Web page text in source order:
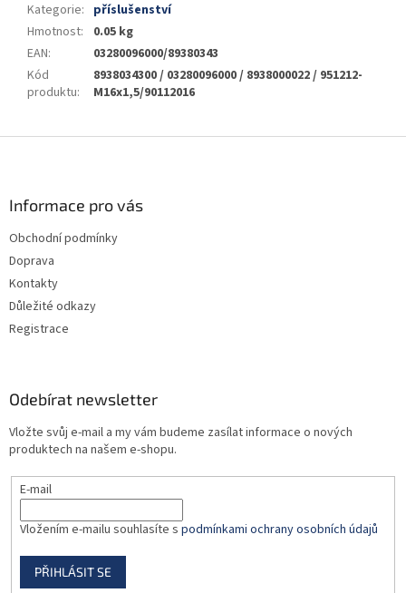
Kategorie: příslušenství
Hmotnost:
0.05 kg
EAN:
03280096000/89380343
Kód
produktu:
8938034300 / 03280096000 / 8938000022 / 951212-
M16x1,5/90112016
Informace pro vás
Obchodní podmínky
Doprava
Kontakty
Důležité odkazy
Registrace
Odebírat newsletter
Vložte svůj e-mail a my vám budeme zasílat informace o nových
produktech na našem e-shopu.
E-mail
Vložením e-mailu souhlasíte s podmínkami ochrany osobních údajů
PŘIHLÁSIT SE